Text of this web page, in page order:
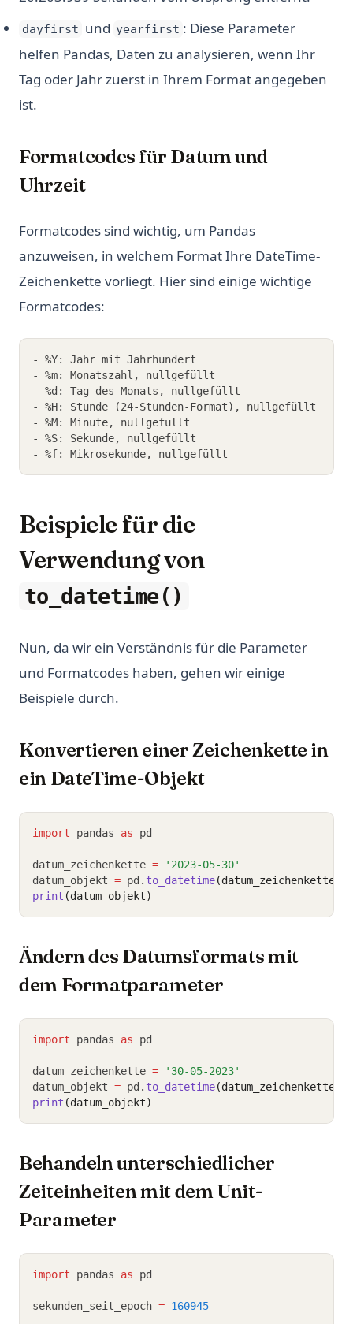
dayfirst und yearfirst : Diese Parameter
helfen Pandas, Daten zu analysieren, wenn Ihr
Tag oder Jahr zuerst in Ihrem Format angegeben
ist.
Formatcodes für Datum und
Uhrzeit
Formatcodes sind wichtig, um Pandas
anzuweisen, in welchem Format Ihre DateTime-
Zeichenkette vorliegt. Hier sind einige wichtige
Formatcodes:
- %Y: Jahr mit Jahrhundert
- %m: Monatszahl, nullgefüllt
- %d: Tag des Monats, nullgefüllt
- %H: Stunde (24-Stunden-Format), nullgefüllt
- %M: Minute, nullgefüllt
- %S: Sekunde, nullgefüllt
- %f: Mikrosekunde, nullgefüllt
Beispiele für die
Verwendung von
to_datetime()
Nun, da wir ein Verständnis für die Parameter
und Formatcodes haben, gehen wir einige
Beispiele durch.
Konvertieren einer Zeichenkette in
ein DateTime-Objekt
import pandas as pd
datum_zeichenkette =
'2023-05-30'
datum_objekt = pd . to_datetime(datum_zeichenkette)
print (datum_objekt)
Ändern des Datumsformats mit
dem Formatparameter
import pandas as pd
datum_zeichenkette =
'30-05-2023'
datum_objekt = pd . to_datetime(datum_zeichenkette,
print (datum_objekt)
Behandeln unterschiedlicher
Zeiteinheiten mit dem Unit-
Parameter
import pandas as pd
sekunden_seit_epoch = 160945